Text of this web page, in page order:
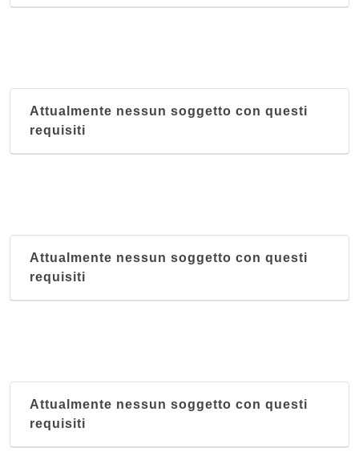
Attualmente nessun soggetto con questi
requisiti
Attualmente nessun soggetto con questi
requisiti
Attualmente nessun soggetto con questi
requisiti